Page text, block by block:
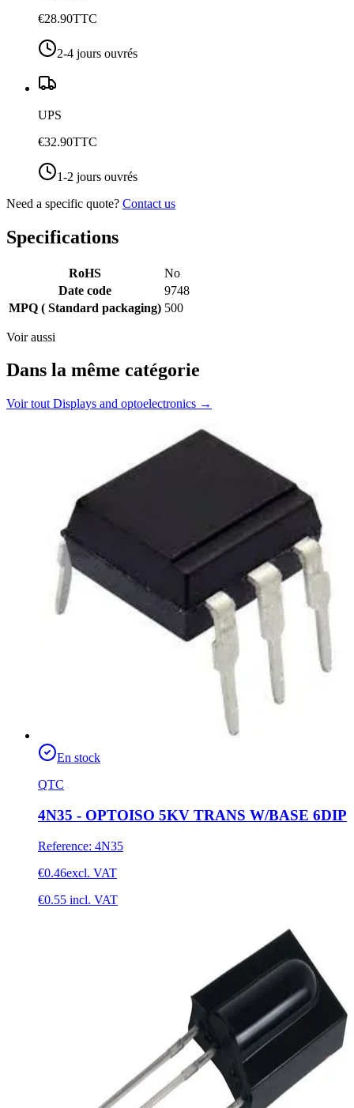
€28.90TTC
2-4 jours ouvrés
UPS
€32.90TTC
1-2 jours ouvrés
Need a specific quote? Contact us
Specifications
RoHS
No
Date code
9748
MPQ ( Standard packaging) 500
Voir aussi
Dans la même catégorie
Voir tout Displays and optoelectronics →
En stock
QTC
4N35 - OPTOISO 5KV TRANS W/BASE 6DIP
Reference: 4N35
€0.46excl. VAT
€0.55 incl. VAT